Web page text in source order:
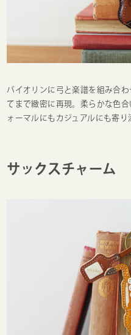
バイオリンに弓と楽譜を組み合
てまで緻密に再現。柔らかな色
ォーマルにもカジュアルにも寄り
サックスチャーム